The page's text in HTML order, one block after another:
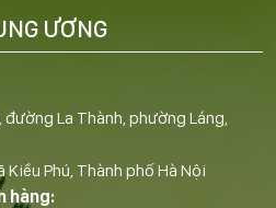
La Thành, phường Láng,
Phú, Thành phố Hà Nội
hàng:
ƯƠNG